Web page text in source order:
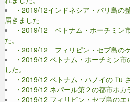
・2019/12インドネシア・バリ島の
届きました
・2019/12 ベトナム・ホーチミン
た。
・2019/12 フィリピン・セブ島の
・2019/12 ベトナム・ホーチミン
した。
・2019/12 ベトナム・ハノイの Tu
・2019/12 ネパール第２の都市ポカ
・2019/12 フィリピン・セブ島のエ